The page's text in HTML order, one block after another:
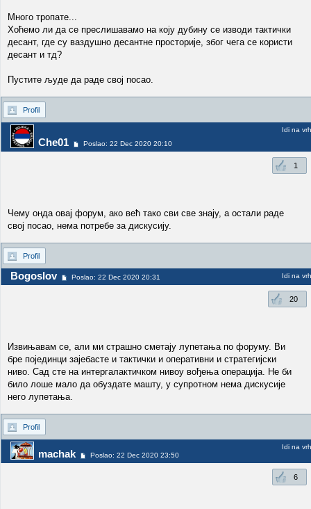
Много тропате...
Хоћемо ли да се преслишавамо на коју дубину се изводи тактички
десант, где су ваздушно десантне просторије, због чега се користи
десант и тд?
Пустите људе да раде свој посао.
Profil
Che01 Poslao: 22 Dec 2020 20:10
Idi na vrh
1
Чему онда овај форум, ако већ тако сви све знају, а остали раде
свој посао, нема потребе за дискусију.
Profil
Bogoslov Poslao: 22 Dec 2020 20:31 Idi na vrh
20
Извињавам се, али ми страшно сметају лупетања по форуму. Ви
бре појединци зајебасте и тактички и оперативни и стратегијски
ниво. Сад сте на интергалактичком нивоу вођења операција. Не би
било лоше мало да обуздате машту, у супротном нема дискусије
него лупетања.
Profil
machak Poslao: 22 Dec 2020 23:50
Idi na vrh
6